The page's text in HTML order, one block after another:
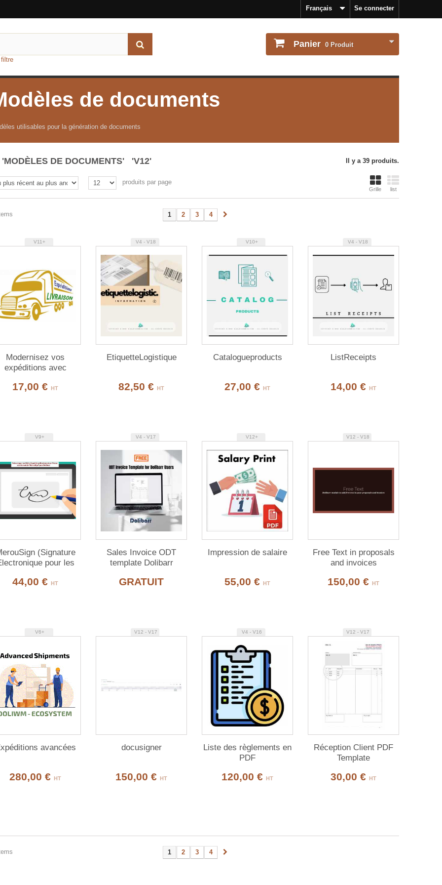
Se connecter
Français
Panier 0 Produit
de documents
utilisables pour la génération de documents
'MODÈLES DE DOCUMENTS' 'V12' Il y a 39 produits.
Grille list
produits par page
1 2 3 4
V11+
Modernisez vos
expéditions avec
17,00 € HT
V4 - V18
EtiquetteLogistique
82,50 € HT
V10+
Catalogueproducts
27,00 € HT
V4 - V18
ListReceipts
14,00 € HT
V9+
(Signature
pour les
Dolibarr)
44,00 € HT
V4 - V17
Sales Invoice ODT
template Dolibarr
GRATUIT
V12+
Impression de salaire
55,00 € HT
V12 - V18
Free Text in proposals
and invoices
150,00 € HT
V6+
avancées
280,00 € HT
V12 - V17
docusigner
150,00 € HT
V4 - V16
Liste des règlements en
PDF
120,00 € HT
V12 - V17
Réception Client PDF
Template
30,00 € HT
1 2 3 4